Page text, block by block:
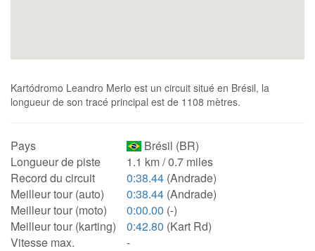
Kartódromo Leandro Merlo est un circuit situé en Brésil, la
longueur de son tracé principal est de 1108 mètres.
Pays
Brésil (BR)
Longueur de piste
1.1 km / 0.7 miles
Record du circuit
0:38.44 (Andrade)
Meilleur tour (auto)
0:38.44 (Andrade)
Meilleur tour (moto)
0:00.00 (-)
Meilleur tour (karting)
0:42.80 (Kart Rd)
Vitesse max.
-